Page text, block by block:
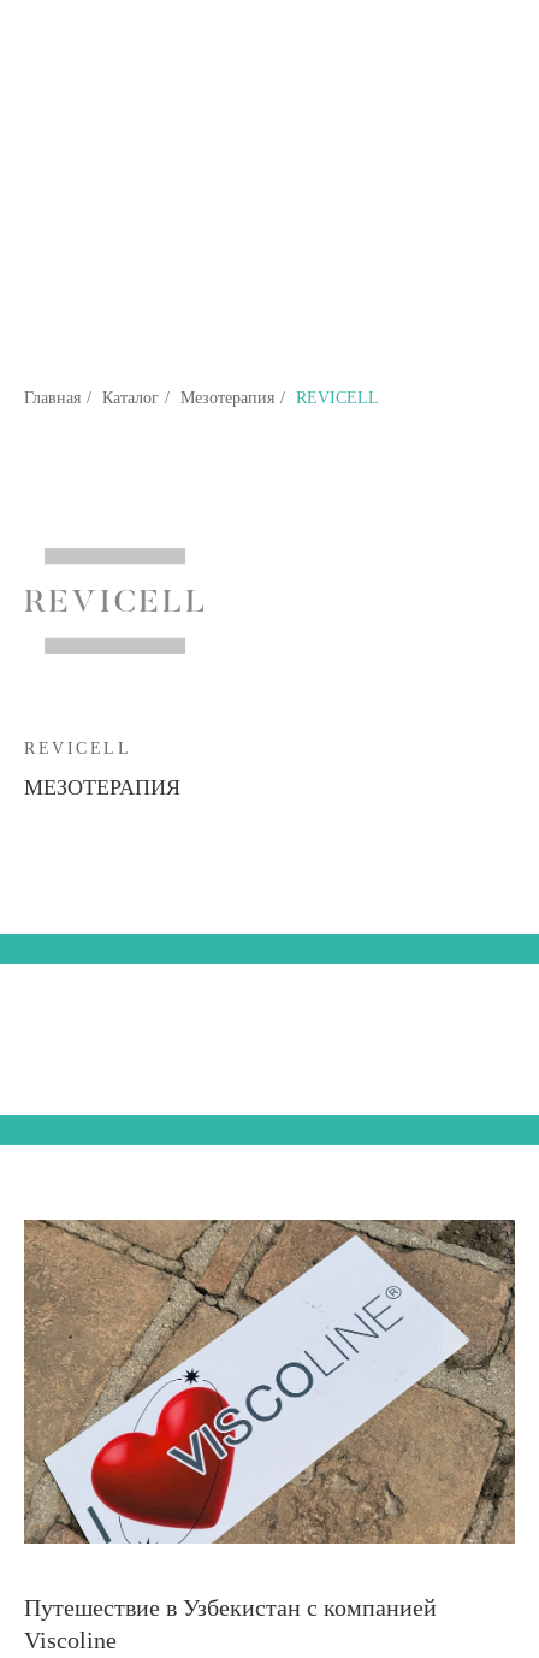
Главная / Каталог / Мезотерапия / REVICELL
REVICELL
МЕЗОТЕРАПИЯ
Путешествие в Узбекистан с компанией
Viscoline